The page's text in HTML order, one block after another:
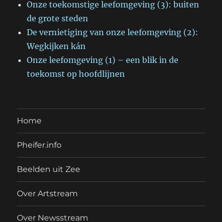
Onze toekomstige leefomgeving (3): buiten
de grote steden
De vernietiging van onze leefomgeving (2):
Wegkijken kán
Onze leefomgeving (1) – een blik in de
toekomst op hoofdlijnen
Home
Pheifer.info
Beelden uit Zee
Over Artstream
Over Newsstream